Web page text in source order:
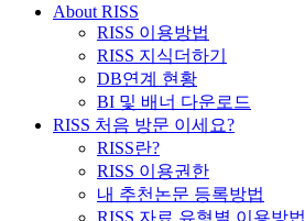
About RISS
RISS 이용방법
RISS 지식더하기
DB연계 현황
BI 및 배너 다운로드
RISS 처음 방문 이세요?
RISS란?
RISS 이용권한
내 추천논문 등록방법
RISS 자료 유형별 이용방법